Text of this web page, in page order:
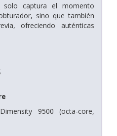
captura el momento
sino que también
ofreciendo auténticas
9500 (octa-core,